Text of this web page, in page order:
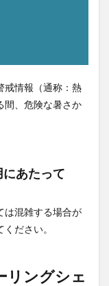
戒情報（通称：熱
間、危険な暑さか
あたって
は混雑する場合が
ださい。
リングシェ